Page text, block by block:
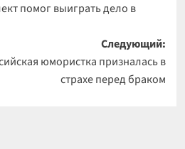
помог выиграть дело в
Следующий:
юмористка призналась в
страхе перед браком